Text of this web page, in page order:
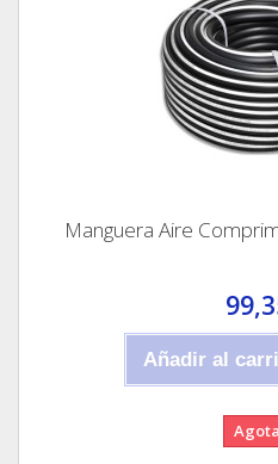
Manguera Aire
Añadir al